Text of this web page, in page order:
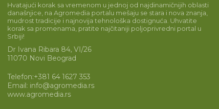
Hvatajući korak sa vremenom u jednoj od najdinamičnijih oblasti
današnjice, na Agromedia portalu mešaju se stara i nova znanja,
mudrost tradicije i najnovija tehnološka dostignuća. Uhvatite
korak sa promenama, pratite najčitaniji poljoprivredni portal u
Srbiji!
Dr Ivana Ribara 84, VI/26
11070 Novi Beograd
Telefon:+381 64 1627 353
Email: info@agromedia.rs
www.agromedia.rs